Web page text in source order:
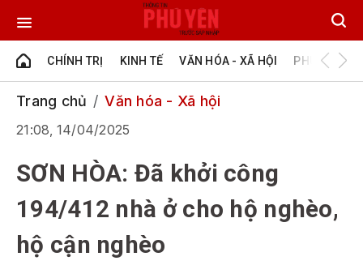
CHÍNH TRỊ KINH TẾ VĂN HÓA - XÃ HỘI PHÚ YÊN -
Trang chủ Văn hóa - Xã hội
21:08, 14/04/2025
SƠN HÒA: Đã khởi công
194/412 nhà ở cho hộ nghèo,
hộ cận nghèo